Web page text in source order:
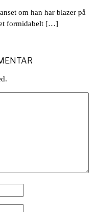
om han har blazer på
formidabelt […]